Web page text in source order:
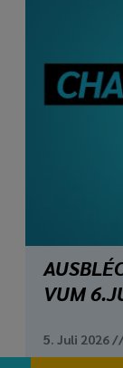
VUM
5. Juli 2026